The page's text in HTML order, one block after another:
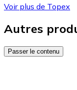
Voir plus de Topex
Autres
Passer le contenu